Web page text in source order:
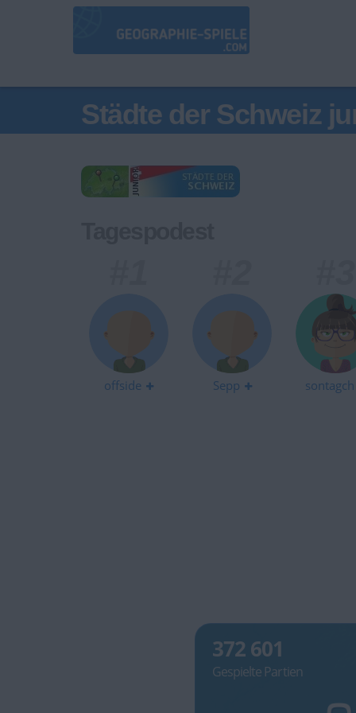
Städte der Schweiz
offside Sepp sontagch
372 601
Gespielte Partien